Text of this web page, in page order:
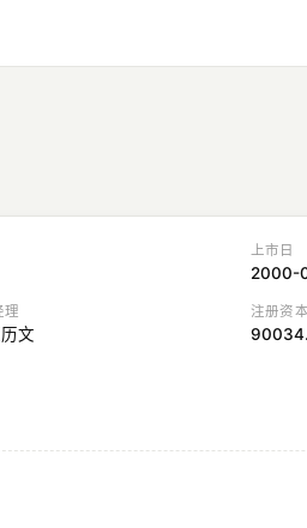
上市日
2000-
理
文
注册资本